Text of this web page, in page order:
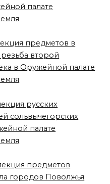
палате
предметов в
второй
в Оружейной палате
русских
сольвычегорских
палате
предметов
городов Поволжья